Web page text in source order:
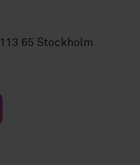
65 Stockholm